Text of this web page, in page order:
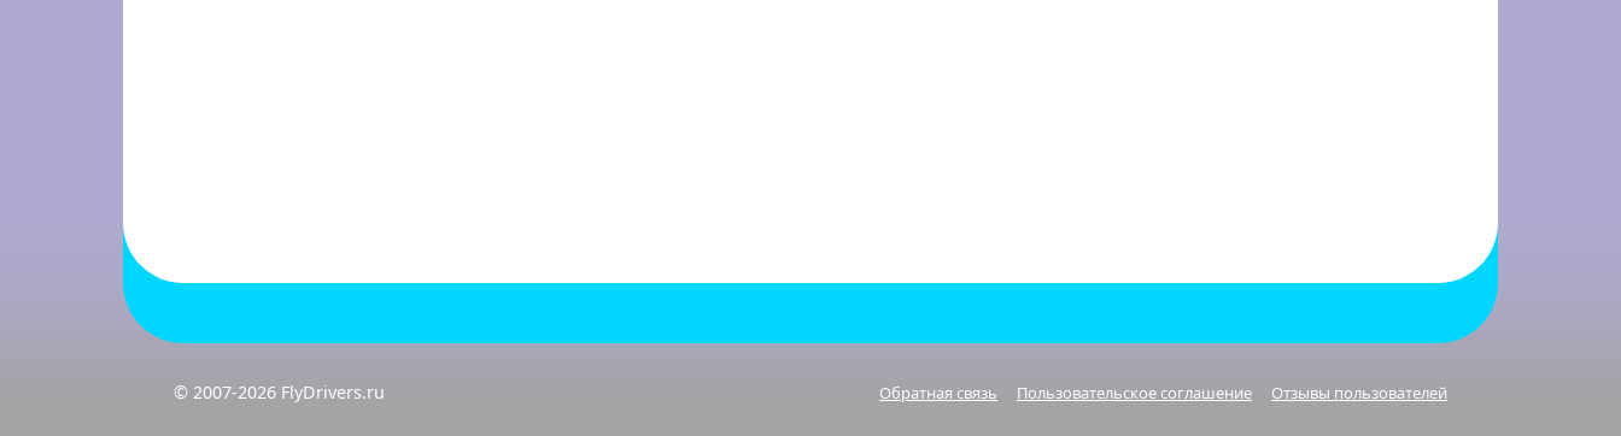
© 2007-2026 FlyDrivers.ru Обратная связь Пользовательское соглашение Отзывы пользователей